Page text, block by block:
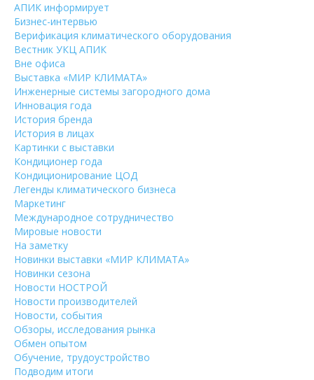
АПИК информирует
Бизнес-интервью
Верификация климатического оборудования
Вестник УКЦ АПИК
Вне офиса
Выставка «МИР КЛИМАТА»
Инженерные системы загородного дома
Инновация года
История бренда
История в лицах
Картинки с выставки
Кондиционер года
Кондиционирование ЦОД
Легенды климатического бизнеса
Маркетинг
Международное сотрудничество
Мировые новости
На заметку
Новинки выставки «МИР КЛИМАТА»
Новинки сезона
Новости НОСТРОЙ
Новости производителей
Новости, события
Обзоры, исследования рынка
Обмен опытом
Обучение, трудоустройство
Подводим итоги